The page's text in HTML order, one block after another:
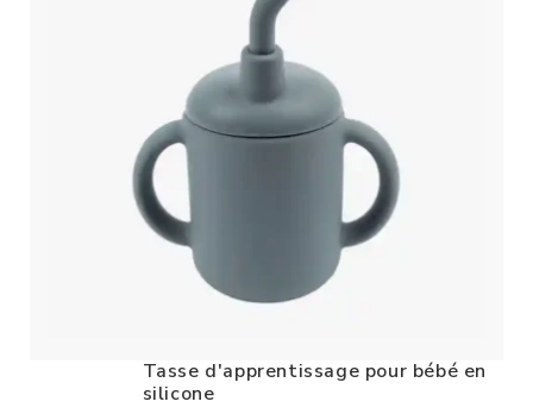
Tasse d'apprentissage pour bébé en
silicone